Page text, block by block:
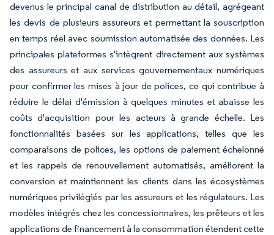
devenus le principal canal de distribution au détail, agrégeant
les devis de plusieurs assureurs et permettant la souscription
en temps réel avec soumission automatisée des données. Les
principales plateformes s'intègrent directement aux systèmes
des assureurs et aux services gouvernementaux numériques
pour confirmer les mises à jour de polices, ce qui contribue à
réduire le délai d'émission à quelques minutes et abaisse les
coûts d'acquisition pour les acteurs à grande échelle. Les
fonctionnalités basées sur les applications, telles que les
comparaisons de polices, les options de paiement échelonné
et les rappels de renouvellement automatisés, améliorent la
conversion et maintiennent les clients dans les écosystèmes
numériques privilégiés par les assureurs et les régulateurs. Les
modèles intégrés chez les concessionnaires, les prêteurs et les
applications de financement à la consommation étendent cette